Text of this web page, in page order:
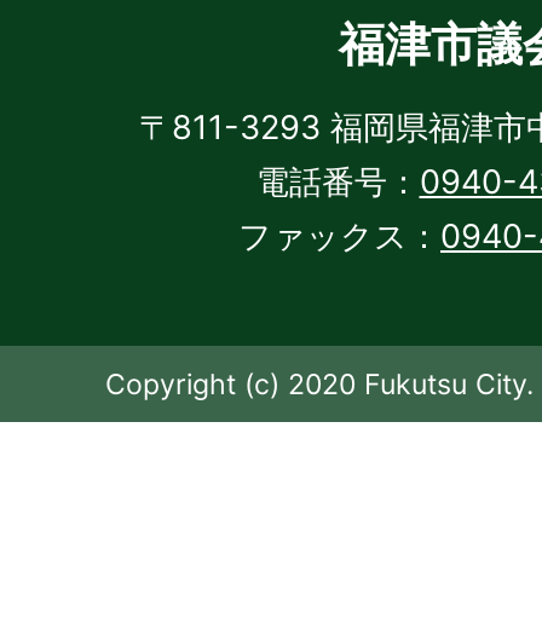
福津市議
〒811-3293 福岡県福津市
電話番号： 0940-
ファックス：
Copyright (c) 2020 Fukutsu City.